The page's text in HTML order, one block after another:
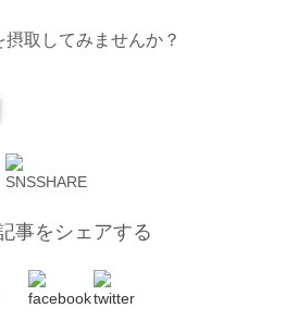
取してみませんか？
事をシェアする